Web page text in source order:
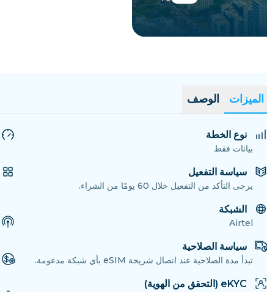
الميزات الوصف
نوع الخطة
بيانات فقط
سياسة التفعيل
يرجى التأكد من التفعيل خلال 60 يومًا من الشراء.
الشبكة
Airtel
سياسة الصلاحية
تبدأ مدة الصلاحية عند اتصال شريحة eSIM بأي شبكة مدعومة.
eKYC (التحقق من الهوية)